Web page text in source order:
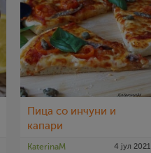
Пица со инчуни и
капари
KaterinaM 4 јул 2021